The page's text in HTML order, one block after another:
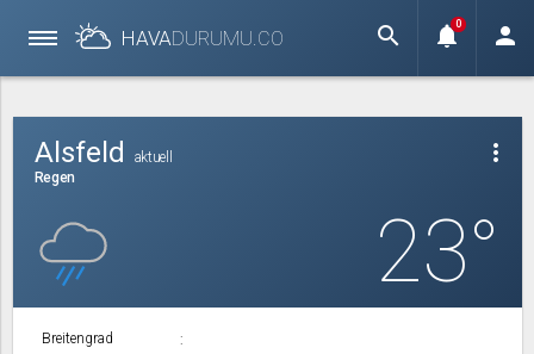
HAVADURUMU.CO search notifications
0 person
more_vert
Alsfeld
aktuell
Regen
23°
Breitengrad